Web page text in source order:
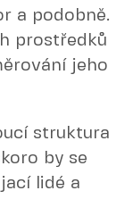
a podobně.
prostředků
jeho
struktura
by se
lidé a